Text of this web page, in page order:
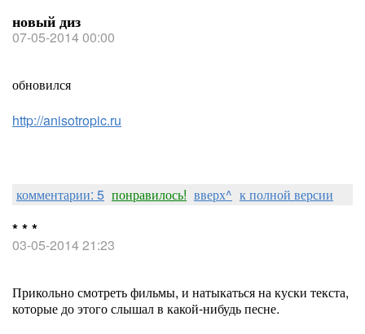
новый диз
07-05-2014 00:00
обновился
http://anisotropic.ru
комментарии: 5 понравилось! вверх^ к полной версии
* * *
03-05-2014 21:23
Прикольно смотреть фильмы, и натыкаться на куски текста,
которые до этого слышал в какой-нибудь песне.